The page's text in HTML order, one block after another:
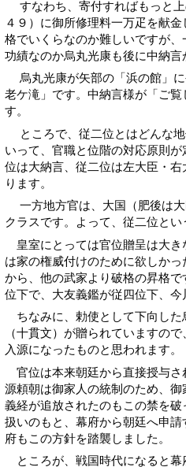
４９）に御所修理料一万疋を献
格でいくらなのか難しいですが
功績なのか烏丸光康も後に中納言
老ケ滝」です。中納言様が「ご
す。
いって、官職と位階の対応原則
位は大納言、従二位は左大臣・
ります。
クラスです。よって、従二位とい
皇室にとっては官位贈呈は大き
は家の権威付けのために欲しか
から、他の武家より破格の昇格
位下で、大友義鑑が従四位下、今
ちなみに、勅使として下向した
（十貫文）が贈られていますの
入源になったものと思われます。
官位は本来朝廷から直接授与さ
源頼朝は御家人の統制のため、
義経が追放されたのもこの禁を
扱いのもと、幕府から朝廷へ申
府もこの方針を踏襲しました。
ところが、戦国時代になると幕